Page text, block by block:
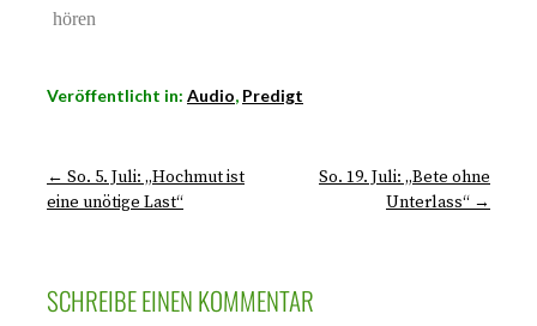
hören
Veröffentlicht in: Audio, Predigt
← So. 5. Juli: „Hochmut ist
eine unötige Last“
So. 19. Juli: „Bete ohne
Unterlass“ →
SCHREIBE EINEN KOMMENTAR